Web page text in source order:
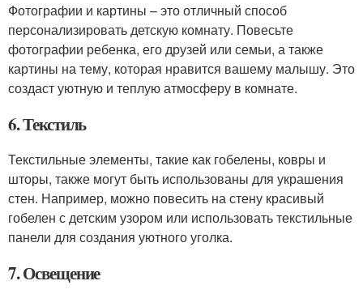
Фотографии и картины – это отличный способ
персонализировать детскую комнату. Повесьте
фотографии ребенка, его друзей или семьи, а также
картины на тему, которая нравится вашему малышу. Это
создаст уютную и теплую атмосферу в комнате.
6. Текстиль
Текстильные элементы, такие как гобелены, ковры и
шторы, также могут быть использованы для украшения
стен. Например, можно повесить на стену красивый
гобелен с детским узором или использовать текстильные
панели для создания уютного уголка.
7. Освещение